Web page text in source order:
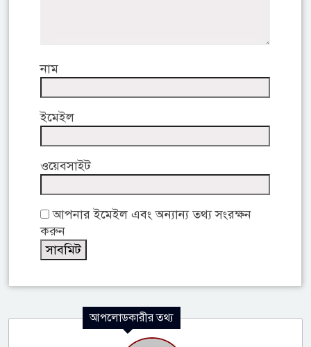
নাম
ইমেইল
ওয়েবসাইট
আপনার ইমেইল এবং অন্যান্য তথ্য সংরক্ষন
করুন
আপলোডকারীর তথ্য